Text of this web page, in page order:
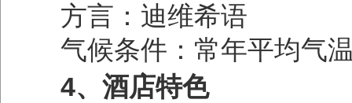
方言：迪维希语
气候条件：常年平均气
4、 酒店特色